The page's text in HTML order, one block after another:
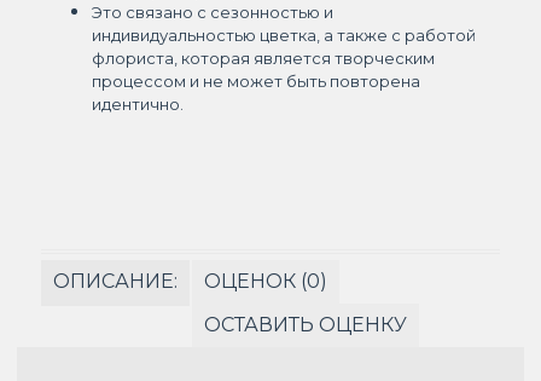
Это связано с сезонностью и
индивидуальностью цветка, а также с работой
флориста, которая является творческим
процессом и не может быть повторена
идентично.
ОПИСАНИЕ:
ОЦЕНОК (0)
ОСТАВИТЬ ОЦЕНКУ